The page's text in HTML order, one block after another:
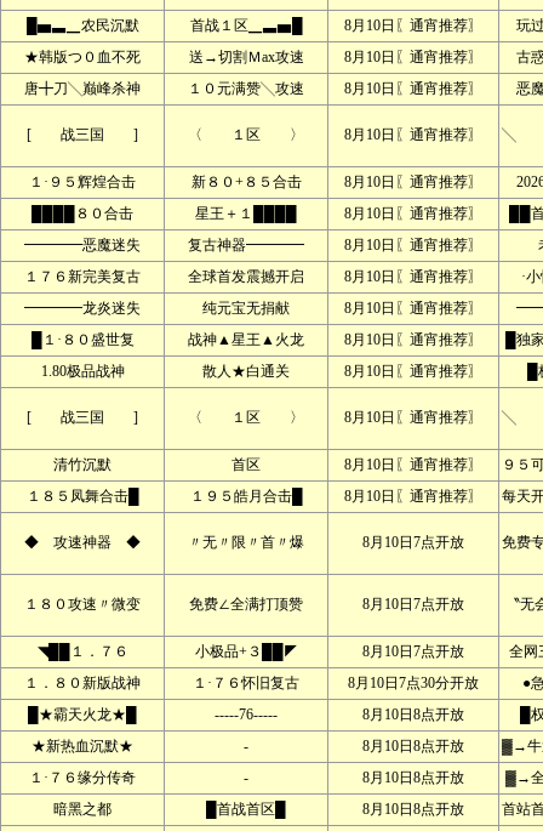
█▅▃▁农民沉默 首战１区▁▃▅█ 8月10日〖通宵推荐〗
玩
★韩版つ０血不死
送→切割Ｍax攻速 8月10日〖通宵推荐〗
古
唐╋刀╲巅峰杀神
１０元满赞╲攻速 8月10日〖通宵推荐〗 恶
[ 战三国 ] 〈 １区 〉 8月10日〖通宵推荐〗 ╲
１·９５辉煌合击 新８０+８５合击 8月10日〖通宵推荐〗
████８０合击
星王＋１████ 8月10日〖通宵推荐〗
██
━━━━恶魔迷失
复古神器━━━━ 8月10日〖通宵推荐〗
１７６新完美复古
全球首发震撼开启 8月10日〖通宵推荐〗
·
━━━━龙炎迷失
纯元宝无捐献 8月10日〖通宵推荐〗
━━
█１·８０盛世复
战神▲星王▲火龙 8月10日〖通宵推荐〗
█独
1.80极品战神
散人★白通关 8月10日〖通宵推荐〗
[ 战三国 ] 〈 １区 〉 8月10日〖通宵推荐〗 ╲
清竹沉默 首区 8月10日〖通宵推荐〗
９５
１８５凤舞合击█
１９５皓月合击█ 8月10日〖通宵推荐〗 每天
◆ 攻速神器 ◆ 〃无〃限〃首〃爆 8月10日7点开放 免费
１８０攻速〃微变 免费∠全满打顶赞 8月10日7点开放 〝
◥██１．７６ 小极品+３██◤ 8月10日7点开放
全网
１．８０新版战神
１·７６怀旧复古 8月10日7点30分开放
●
█★霸天火龙★█
-----76----- 8月10日8点开放
█
★新热血沉默★
- 8月10日8点开放
▓→牛
１·７６缘分传奇
- 8月10日8点开放
▓→
暗黑之都
█首战首区█ 8月10日8点开放
首站